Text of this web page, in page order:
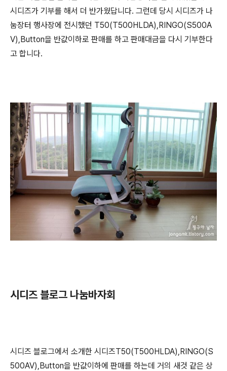
시디즈가 기부를 해서 더 반가웠답니다. 그런데 당시 시디즈가 나
눔장터 행사장에 전시했던 T50(T500HLDA),RINGO(S500A
V),Button을 반값이하로 판매를 하고 판매대금을 다시 기부한다
고 합니다.
시디즈 블로그 나눔바자회
시디즈 블로그에서 소개한 시디즈T50(T500HLDA),RINGO(S
500AV),Button을 반값이하에 판매를 하는데 거의 새것 같은 상